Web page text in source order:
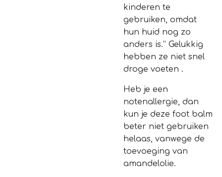
kinderen te
gebruiken, omdat
hun huid nog zo
anders is.” Gelukkig
hebben ze niet snel
droge voeten .
Heb je een
notenallergie, dan
kun je deze foot balm
beter niet gebruiken
helaas, vanwege de
toevoeging van
amandelolie.